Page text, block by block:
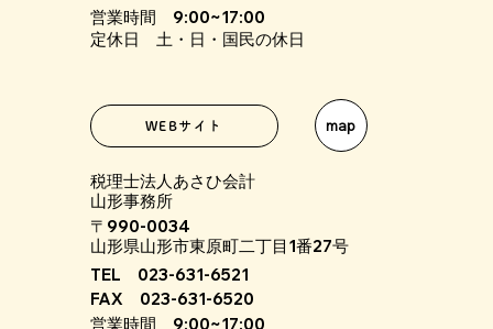
営業時間 9:00~17:00
定休日 土・日・国民の休日
WEBサイト map
税理士法人あさひ会計
山形事務所
〒990-0034
山形県山形市東原町二丁目1番27号
TEL 023-631-6521
FAX 023-631-6520
営業時間 9:00~17:00